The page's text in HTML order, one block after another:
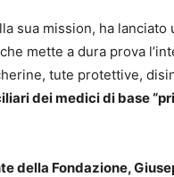
sua mission, ha lanciato
mette a dura prova
tute protettive,
dei medici di base
della Fondazione,